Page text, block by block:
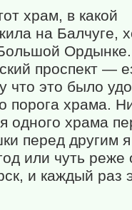
храм, в какой
на Балчуге,
Ордынке.
проспект —
что это было
порога храма.
одного храма
перед другим я
или чуть реже
и каждый раз